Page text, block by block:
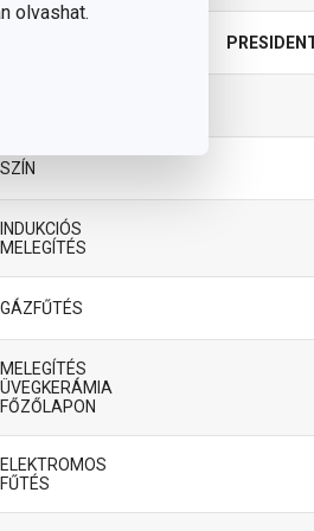
olvashat.
SZÍN
INDUKCIÓS
MELEGÍTÉS
GÁZFŰTÉS
MELEGÍTÉS
ÜVEGKERÁMIA
FŐZŐLAPON
ELEKTROMOS
FŰTÉS